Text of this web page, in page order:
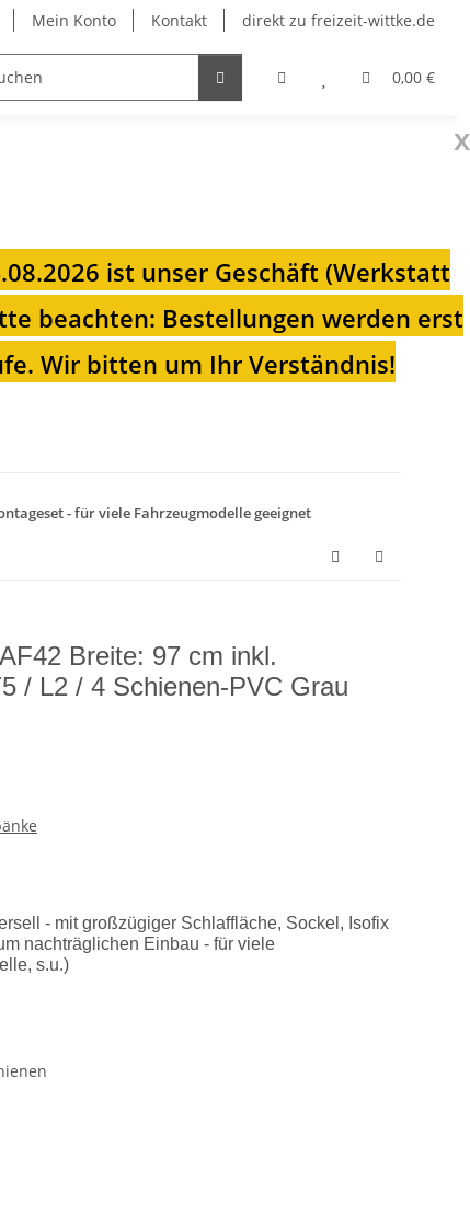
Mein Konto Kontakt direkt zu freizeit-wittke.de
0,00 €
Heizungen für Ihren
x
ist unser Geschäft (Werkstatt
beachten: Bestellungen werden erst
Wir bitten um Ihr Verständnis!
- für viele Fahrzeugmodelle geeignet
Breite: 97 cm inkl.
/ L2 / 4 Schienen-PVC Grau
- mit großzügiger Schlaffläche, Sockel, Isofix
nachträglichen Einbau - für viele
s.u.)